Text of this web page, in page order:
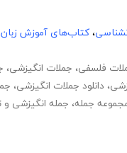
، کتاب‌های آموزش زبان
فلسفی، جملات انگیزشی،
، دانلود جملات انگیزشی،
جمله، جمله انگیزشی و